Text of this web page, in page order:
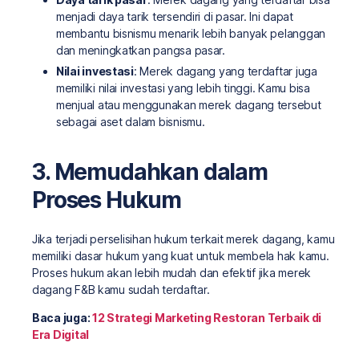
menjadi daya tarik tersendiri di pasar. Ini dapat
membantu bisnismu menarik lebih banyak pelanggan
dan meningkatkan pangsa pasar.
Nilai investasi: Merek dagang yang terdaftar juga
memiliki nilai investasi yang lebih tinggi. Kamu bisa
menjual atau menggunakan merek dagang tersebut
sebagai aset dalam bisnismu.
3. Memudahkan dalam
Proses Hukum
Jika terjadi perselisihan hukum terkait merek dagang, kamu
memiliki dasar hukum yang kuat untuk membela hak kamu.
Proses hukum akan lebih mudah dan efektif jika merek
dagang F&B kamu sudah terdaftar.
Baca juga:12 Strategi Marketing Restoran Terbaik di
Era Digital